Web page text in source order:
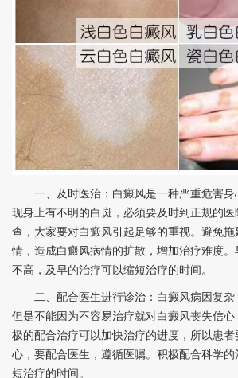
一、及时医治：白癜风是一种严重危害身
现身上有不明的白斑，必须要及时到正规的
查，大家要对白癜风引起足够的重视。避免
情，造成白癜风病情的扩散，增加治疗难度
不高，及早的治疗可以缩短治疗的时间。
二、配合医生进行诊治：白癜风病因复杂
但是不能因为不容易治疗就对白癜风丧失信
极的配合治疗可以加快治疗的进度，所以患
心，要配合医生，遵循医嘱。积极配合科学
短治疗的时间。